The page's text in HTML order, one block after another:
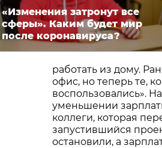
«Изменения затронут все
сферы». Каким будет мир
после коронавируса?
работать из дому.
офис, но теперь те,
воспользовались».
уменьшении
коллеги, которая
запустившийся
остановили, а